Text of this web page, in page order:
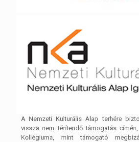
A Nemzeti Kulturális Alap terhére
vissza nem térítendő támogatás
Kollégiuma, mint támogató